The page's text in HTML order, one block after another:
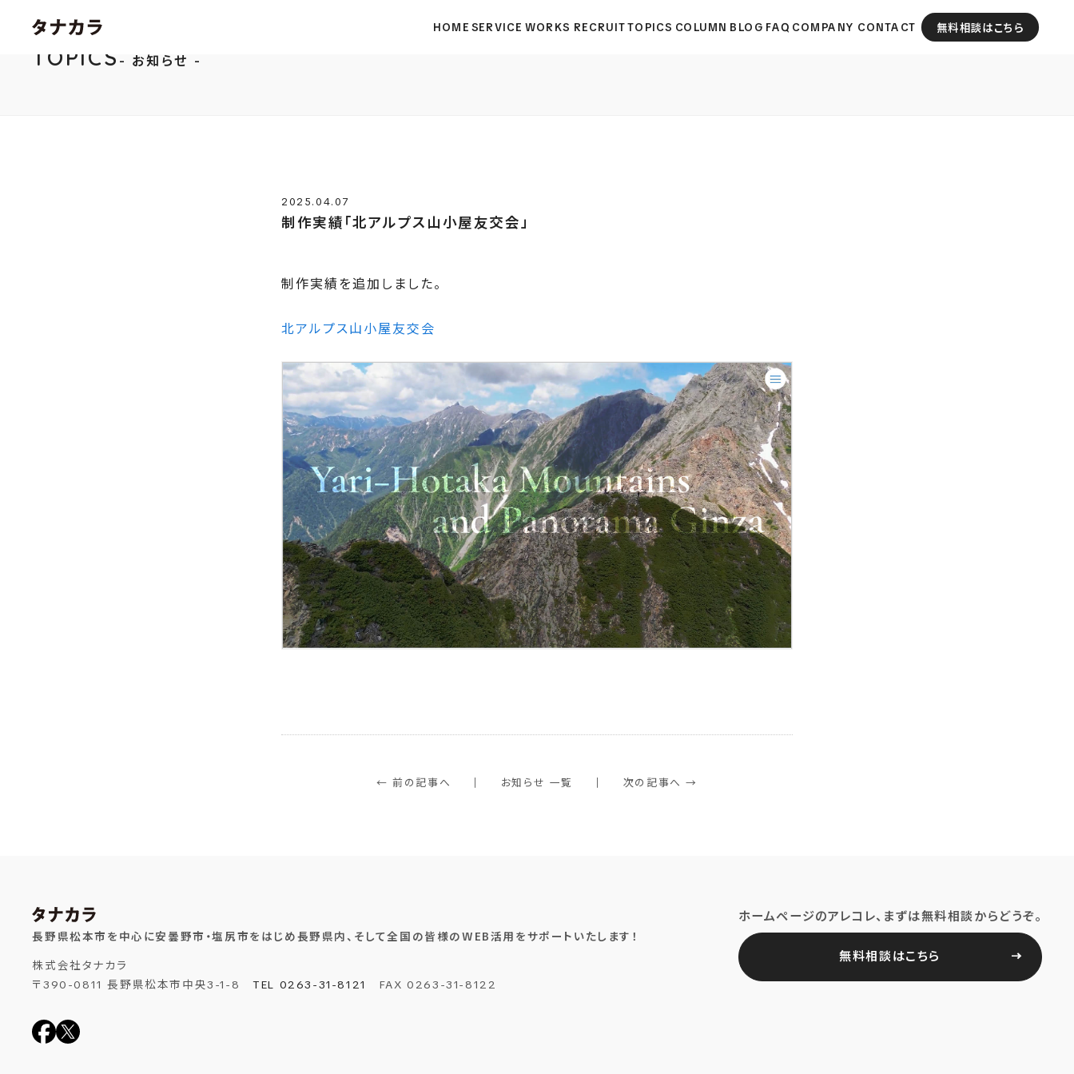
HOME SERVICE WORKS RECRUIT TOPICS COLUMN BLOG FAQ COMPANY CONTACT 無料相談はこちら
TOPICS お知らせ
2025.04.07
制作実績「北アルプス山小屋友交会」
制作実績を追加しました。
北アルプス山小屋友交会
← 前の記事へ お知らせ 一覧 次の記事へ →
長野県松本市を中心に安曇野市・塩尻市をはじめ長野県内、そして全国の皆様のWEB活用をサポートいたします！
株式会社タナカラ
〒390-0811 長野県松本市中央3-1-8
TEL 0263-31-8121 FAX0263 -31- 8122
ホームページのアレコレ、まずは無料相談からどうぞ。
無料相談はこちら